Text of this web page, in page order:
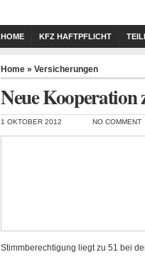
HOME KFZ HAFTPFLICHT
Home » Versicherungen
Neue
1 OKTOBER 2012 NO COMMENT
Stimmberechtigung liegt zu 51 bei